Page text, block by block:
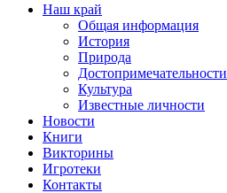
Наш край
Общая информация
История
Природа
Достопримечательности
Культура
Известные личности
Новости
Книги
Викторины
Игротеки
Контакты